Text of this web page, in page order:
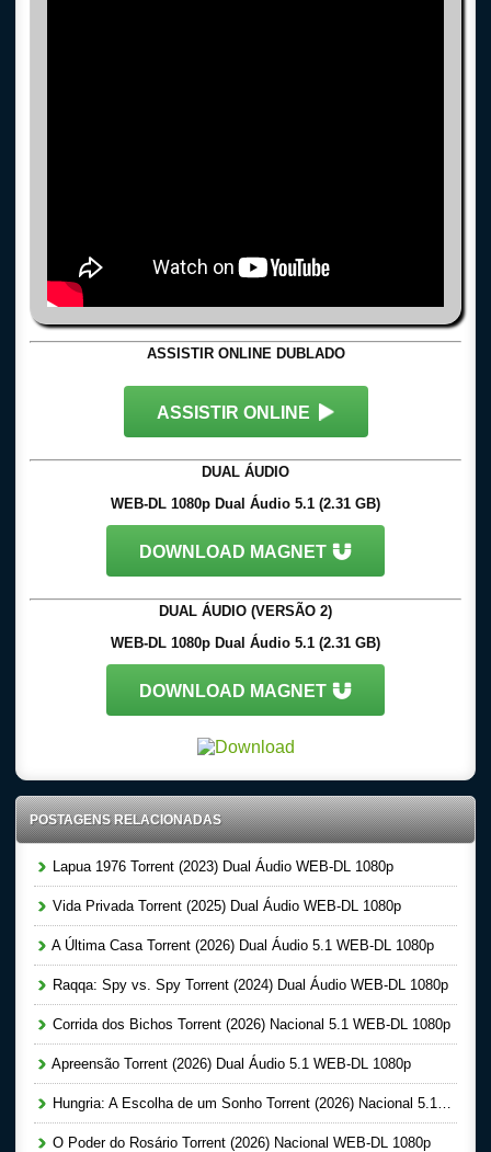
ASSISTIR ONLINE DUBLADO
ASSISTIR ONLINE
DUAL ÁUDIO
WEB-DL 1080p Dual Áudio 5.1 (2.31 GB)
DOWNLOAD MAGNET
DUAL ÁUDIO (VERSÃO 2)
WEB-DL 1080p Dual Áudio 5.1 (2.31 GB)
DOWNLOAD MAGNET
POSTAGENS RELACIONADAS
Lapua 1976 Torrent (2023) Dual Áudio WEB-DL 1080p
Vida Privada Torrent (2025) Dual Áudio WEB-DL 1080p
A Última Casa Torrent (2026) Dual Áudio 5.1 WEB-DL 1080p
Raqqa: Spy vs. Spy Torrent (2024) Dual Áudio WEB-DL 1080p
Corrida dos Bichos Torrent (2026) Nacional 5.1 WEB-DL 1080p
Apreensão Torrent (2026) Dual Áudio 5.1 WEB-DL 1080p
Hungria: A Escolha de um Sonho Torrent (2026) Nacional 5.1 WEB-DL 1080p
O Poder do Rosário Torrent (2026) Nacional WEB-DL 1080p